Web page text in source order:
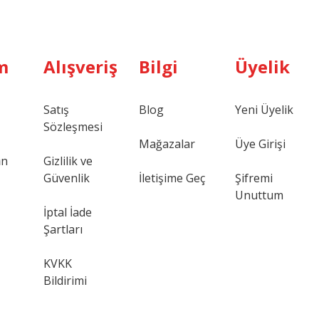
Alışveriş
Satış
Sözleşmesi
Gizlilik ve
Güvenlik
İptal İade
Şartları
KVKK
Bildirimi
Bilgi
Blog
Mağazalar
İletişime Geç
Üyelik
Yeni Üyelik
Üye Girişi
Şifremi
Unuttum